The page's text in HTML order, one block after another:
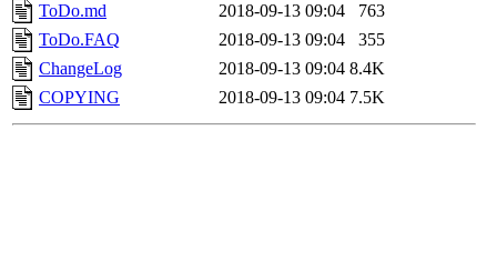
ToDo.md
2018-09-13 09:04
763
ToDo.FAQ
2018-09-13 09:04
355
ChangeLog
2018-09-13 09:04 8.4K
COPYING
2018-09-13 09:04 7.5K